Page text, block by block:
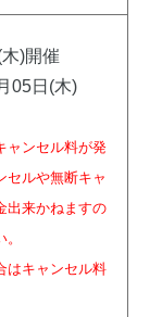
)開催
05日(木)
ャンセル料が発
セルや無断キャ
出来かねますの
はキャンセル料